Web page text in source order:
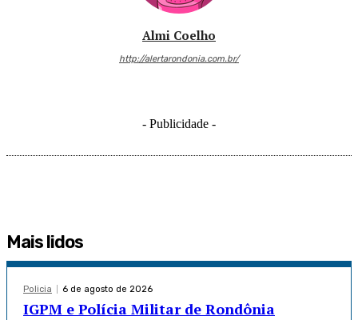
Almi Coelho
http://alertarondonia.com.br/
- Publicidade -
Mais lidos
Policia 6 de agosto de 2026
IGPM e Polícia Militar de Rondônia